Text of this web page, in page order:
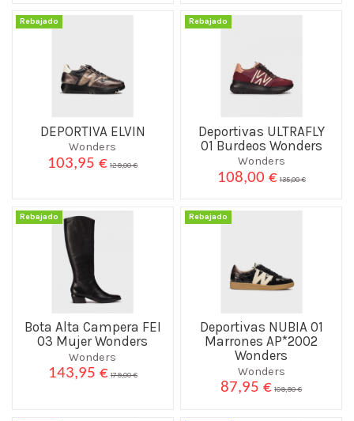
Rebajado
DEPORTIVA ELVIN
Wonders
103,95 € 129,00 €
Rebajado
Deportivas ULTRAFLY
01 Burdeos Wonders
Wonders
108,00 € 135,00 €
Rebajado
Bota Alta Campera FEI
03 Mujer Wonders
Wonders
143,95 € 179,00 €
Rebajado
Deportivas NUBIA 01
Marrones AP*2002
Wonders
Wonders
87,95 € 109,90 €